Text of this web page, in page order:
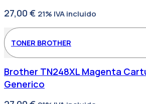
27,00 € 21% IVA incluido
TONER BROTHER
Brother TN248XL Magenta
Generico